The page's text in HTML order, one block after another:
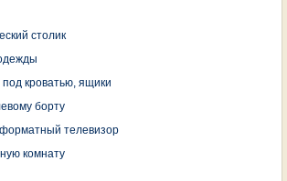
столик
кроватью, ящики
борту
телевизор
комнату